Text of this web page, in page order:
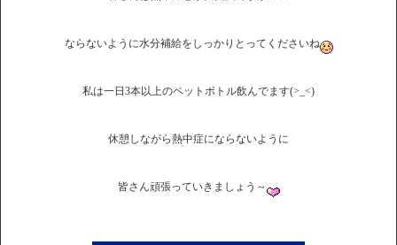
ならないように水分補給をしっかりとってくださいね
私は一日3本以上のペットボトル飲んでます(>_<)
休憩しながら熱中症にならないように
皆さん頑張っていきましょう～